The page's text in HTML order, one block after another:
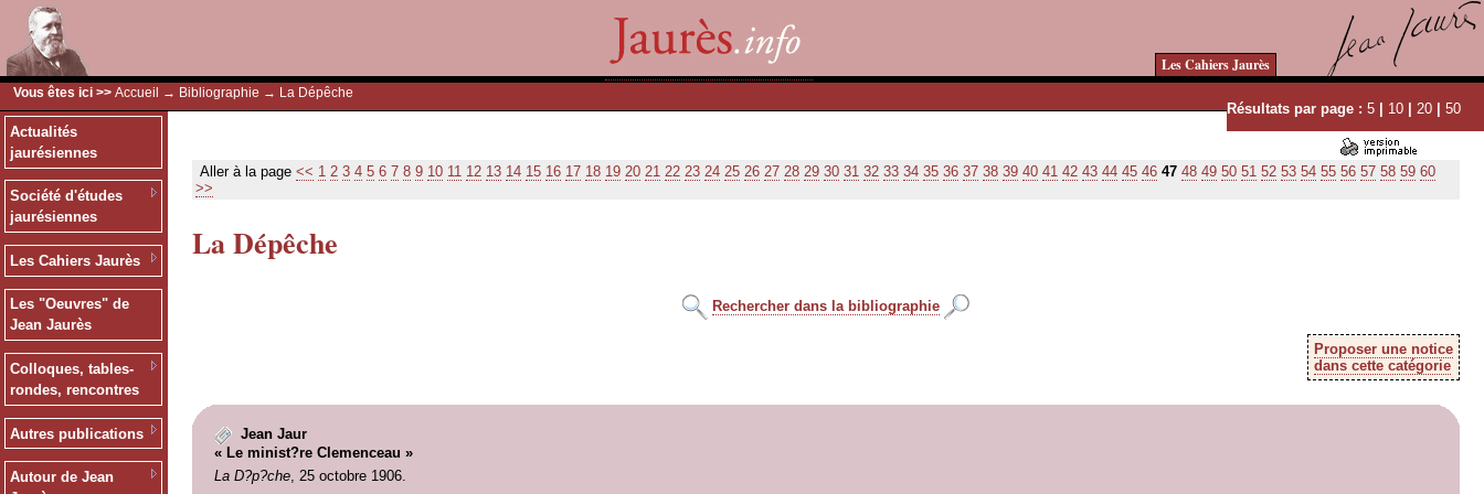
Les Cahiers Jaurès
Vous êtes ici >> Accueil → Bibliographie → La Dépêche
Résultats par page : 5 | 10 | 20 | 50
Actualités
jaurésiennes
Société d'études
jaurésiennes
Les Cahiers Jaurès
Les "Oeuvres" de
Jean Jaurès
Colloques, tables-
rondes, rencontres
Autres publications
Autour de Jean
Aller à la page << 1 2 3 4 5 6 7 8 9 10 11 12 13 14 15 16 17 18 19 20 21 22 23 24 25 26 27 28 29 30 31 32 33 34 35 36 37 38 39 40 41 42 43 44 45 46 47 48 49 50 51 52 53 54 55 56 57 58 59 60
>>
La Dépêche
Rechercher dans la bibliographie
Proposer une notice
dans cette catégorie
Jean Jaur
« Le minist?re Clemenceau »
La D?p?che, 25 octobre 1906.